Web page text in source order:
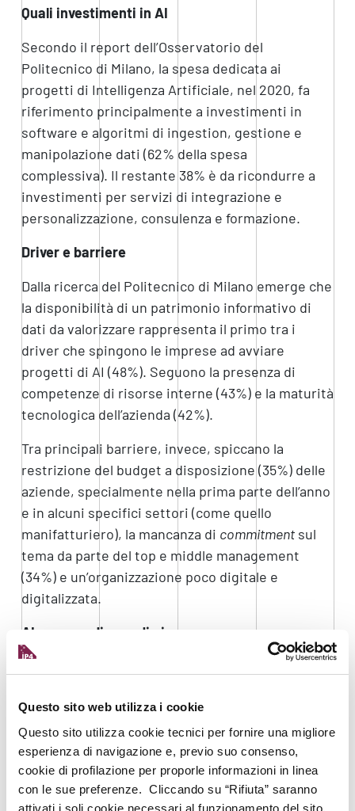
Questo sito web utilizza i cookie
Questo sito utilizza cookie tecnici per fornire una migliore
esperienza di navigazione e, previo suo consenso,
cookie di profilazione per proporle informazioni in linea
con le sue preferenze. Cliccando su “Rifiuta” saranno
attivati i soli cookie necessari al funzionamento del sito.
Quali investimenti in AI
Secondo il report dell’Osservatorio del
Politecnico di Milano, la spesa dedicata ai
progetti di Intelligenza Artificiale, nel 2020, fa
riferimento principalmente a investimenti in
software e algoritmi di ingestion, gestione e
manipolazione dati (62% della spesa
complessiva). Il restante 38% è da ricondurre a
investimenti per servizi di integrazione e
personalizzazione, consulenza e formazione.
Driver e barriere
Dalla ricerca del Politecnico di Milano emerge che
la disponibilità di un patrimonio informativo di
dati da valorizzare rappresenta il primo tra i
driver che spingono le imprese ad avviare
progetti di AI (48%). Seguono la presenza di
competenze di risorse interne (43%) e la maturità
tecnologica dell’azienda (42%).
Tra principali barriere, invece, spiccano la
restrizione del budget a disposizione (35%) delle
aziende, specialmente nella prima parte dell’anno
e in alcuni specifici settori (come quello
manifatturiero), la mancanza di commitmentsul
tema da parte del top e middle management
(34%) e un’organizzazione poco digitale e
digitalizzata.
AI per grandi e medie imprese
italiane. Il dato racchiude, però, una marcata
differenza di incidenza tra le imprese grandi
imprese e quelle di medie dimensioni: il 61% delle
grandi aziende ha avviato da tempo progettualità
di AI, assieme a un lavoro approfondito sulla